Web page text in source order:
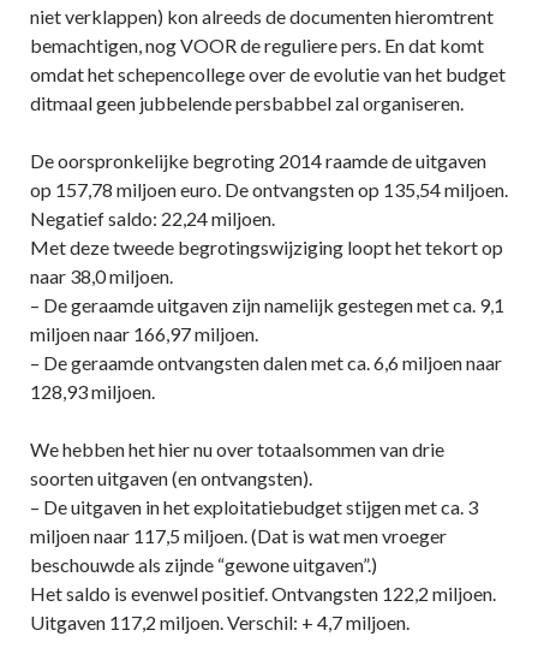
niet verklappen) kon alreeds de documenten hieromtrent
bemachtigen, nog VOOR de reguliere pers. En dat komt
omdat het schepencollege over de evolutie van het budget
ditmaal geen jubbelende persbabbel zal organiseren.
De oorspronkelijke begroting 2014 raamde de uitgaven
op 157,78 miljoen euro. De ontvangsten op 135,54 miljoen.
Negatief saldo: 22,24 miljoen.
Met deze tweede begrotingswijziging loopt het tekort op
naar 38,0 miljoen.
– De geraamde uitgaven zijn namelijk gestegen met ca. 9,1
miljoen naar 166,97 miljoen.
– De geraamde ontvangsten dalen met ca. 6,6 miljoen naar
128,93 miljoen.
We hebben het hier nu over totaalsommen van drie
soorten uitgaven (en ontvangsten).
– De uitgaven in het exploitatiebudget stijgen met ca. 3
miljoen naar 117,5 miljoen. (Dat is wat men vroeger
beschouwde als zijnde “gewone uitgaven”.)
Het saldo is evenwel positief. Ontvangsten 122,2 miljoen.
Uitgaven 117,2 miljoen. Verschil: + 4,7 miljoen.